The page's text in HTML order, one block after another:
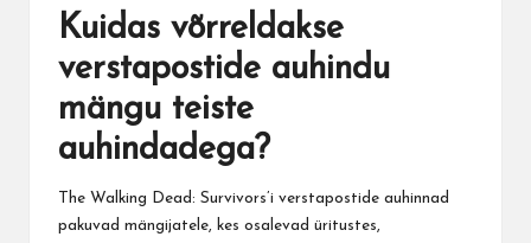
Kuidas võrreldakse
verstapostide auhindu
mängu teiste
auhindadega?
The Walking Dead: Survivors’i verstapostide auhinnad
pakuvad mängijatele, kes osalevad üritustes,